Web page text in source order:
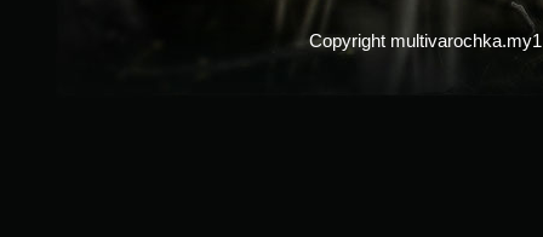
Copyright